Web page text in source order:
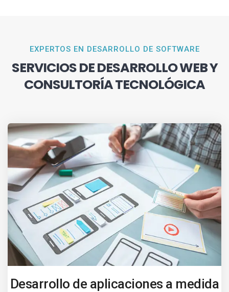
EXPERTOS EN DESARROLLO DE SOFTWARE
SERVICIOS DE DESARROLLO WEB Y
CONSULTORÍA TECNOLÓGICA
Desarrollo de aplicaciones a medida